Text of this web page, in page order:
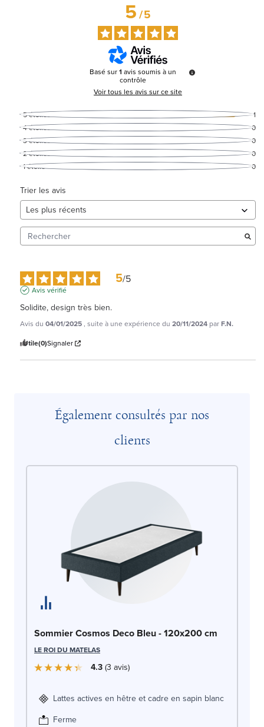
5/5
Basé sur1avis soumis à un
contrôle
Voir tous les avis sur ce site
5étoiles
1
4étoiles
0
3étoiles
0
2étoiles
0
1étoile 0
Trier les avis
5/5
Avis vérifié
Solidite, design très bien.
Avis du 04/01/2025, suite à une expérience du 20/11/2024 parF.N.
Utile(0)Signaler
Également consultés par nos
clients
Sommier Cosmos Deco Bleu - 120x200 cm
LE ROI DU MATELAS
4.3 3 avis
Lattes actives en hêtre et cadre en sapin blanc
Ferme